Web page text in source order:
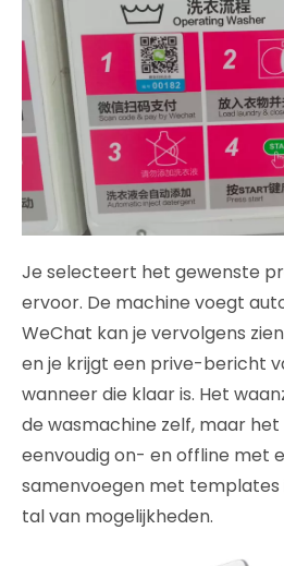
Je selecteert het gewenste
ervoor. De machine voegt
WeChat kan je vervolgens
en je krijgt een prive-bericht
wanneer die klaar is. Het
de wasmachine zelf, maar
eenvoudig on- en offline met
samenvoegen met templates
tal van mogelijkheden.